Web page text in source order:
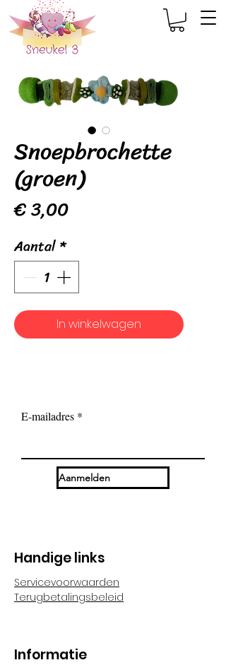
Snoepbrochette
(groen)
€ 3,00Prijs
Aantal*
In winkelwagen
E-mailadres
Aanmelden
Handige links
Servicevoorwaarden
Terugbetalingsbeleid
Informatie